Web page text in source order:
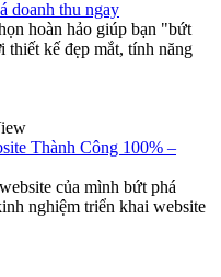
doanh thu ngay
hoàn hảo giúp bạn "bứt
kế đẹp mắt, tính năng
Thành Công 100% –
của mình bứt phá
nghiệm triển khai website